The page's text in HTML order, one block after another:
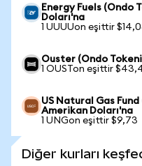
Energy Fuels (Ondo
Doları'na
1 UUUUon eşittir
Ouster (Ondo
1 OUSTon eşittir
US Natural Gas
Amerikan Doları'na
1 UNGon eşittir $9,73
Diğer kurları